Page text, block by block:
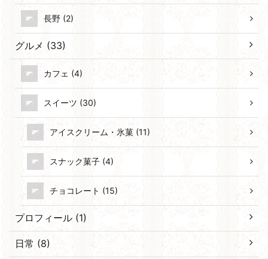
長野 (2)
グルメ (33)
カフェ (4)
スイーツ (30)
アイスクリーム・氷菓 (11)
スナック菓子 (4)
チョコレート (15)
プロフィール (1)
日常 (8)